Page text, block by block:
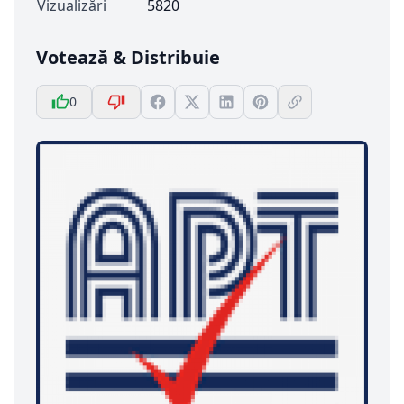
Vizualizări 5820
Votează & Distribuie
0